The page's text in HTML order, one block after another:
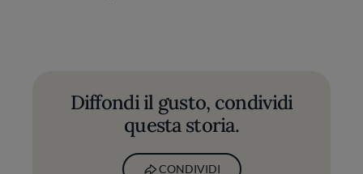
Diffondi il gusto, condividi
questa storia.
CONDIVIDI